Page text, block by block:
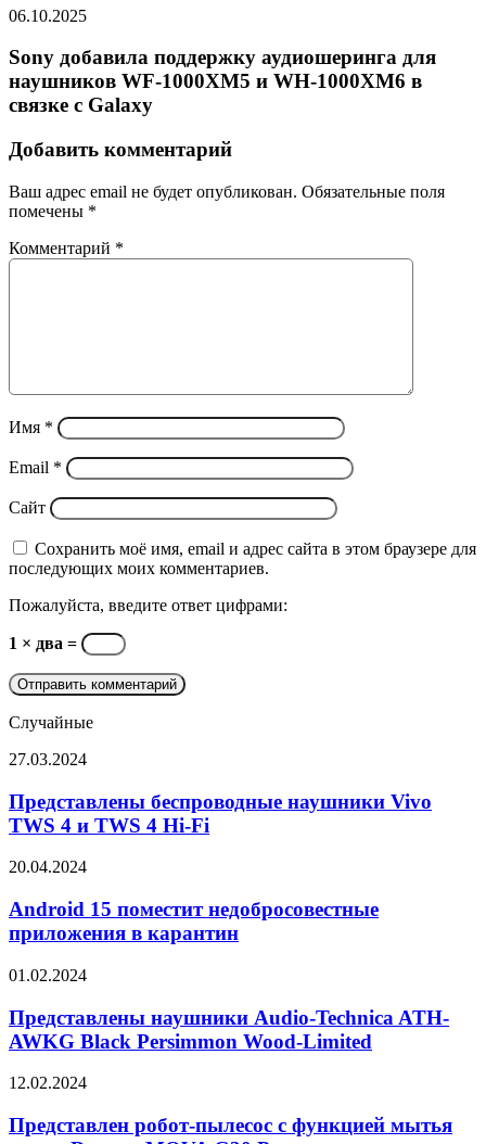
06.10.2025
Sony добавила поддержку аудиошеринга для
наушников WF-1000XM5 и WH-1000XM6 в
связке с Galaxy
Добавить комментарий
Ваш адрес email не будет опубликован. Обязательные поля
помечены *
Комментарий *
Имя *
Email *
Сайт
Сохранить моё имя, email и адрес сайта в этом браузере для
последующих моих комментариев.
Пожалуйста, введите ответ цифрами:
1 × два =
Случайные
Представлены
наушники
Vivo
TWS
и
4
Hi-
27.03.2024
Представлены беспроводные наушники Vivo
TWS 4 и TWS 4 Hi-Fi
Android
поместит
недобросовестные
приложения
карантин
20.04.2024
Android 15 поместит недобросовестные
приложения в карантин
Представлены
Audio-
Technica
ATH-
Black
Wood-
01.02.2024
Представлены наушники Audio-Technica ATH-
AWKG Black Persimmon Wood-Limited
Представлен
пылесос
12.02.2024
Представлен робот-пылесос с функцией мытья